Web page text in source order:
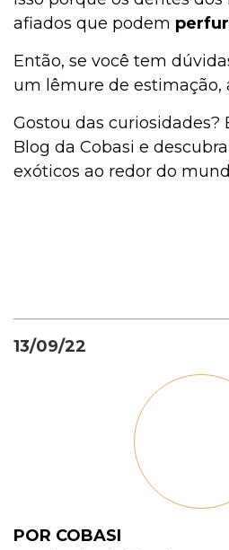
afiados que podem
Então, se você tem
um lêmure de estimação,
Gostou das curiosidades?
Blog da Cobasi e
exóticos ao redor do
13/09/22
POR COBASI